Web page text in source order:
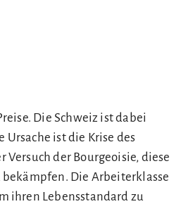
Die Schweiz ist dabei
Ursache ist die Krise des
Versuch der Bourgeoisie, diese
Die Arbeiterklasse
ihren Lebensstandard zu